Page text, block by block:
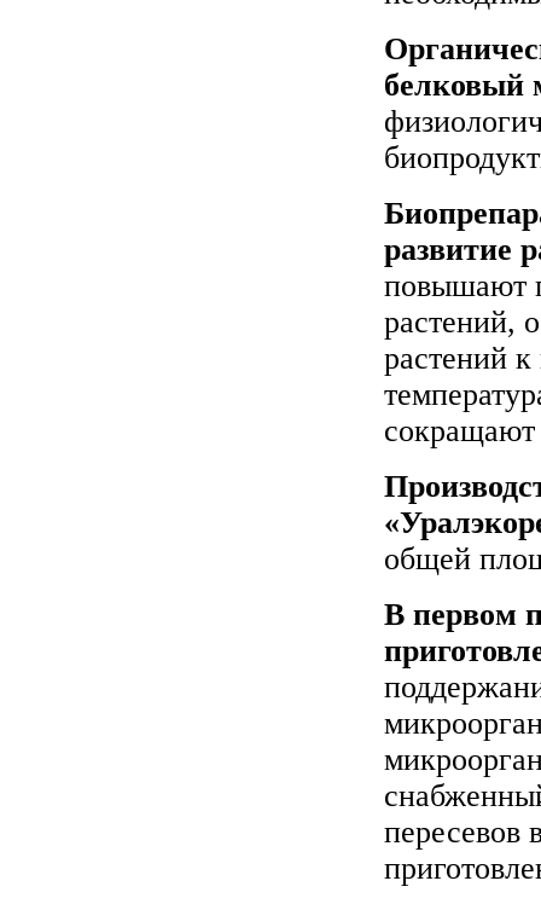
белковый
развитие
повышают
растений,
растений
общей
В первом
пересевов